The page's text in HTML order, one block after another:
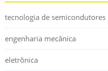
tecnologia de semicondutores
engenharia mecânica
eletrônica